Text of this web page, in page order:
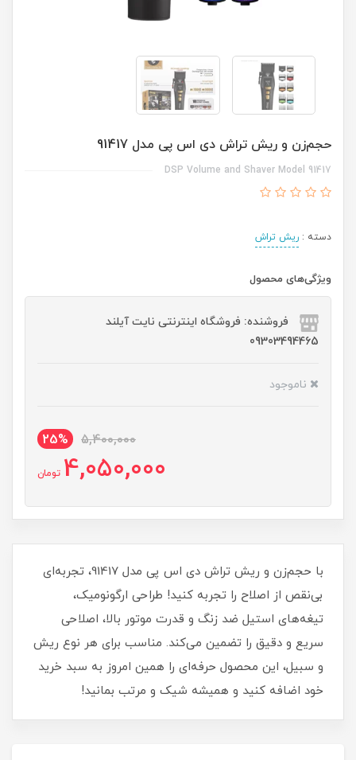
حجم‌زن و ریش تراش دی اس پی مدل 91417
DSP Volume and Shaver Model 91417
دسته : ریش تراش
ویژگی‌های محصول
فروشنده: فروشگاه اینترنتی نایت آیلند
09303494465
ناموجود
5,400,000
25%
4,050,000 تومان
با حجم‌زن و ریش تراش دی اس پی مدل 91417، تجربه‌ای
بی‌نقص از اصلاح را تجربه کنید! طراحی ارگونومیک،
تیغه‌های استیل ضد زنگ و قدرت موتور بالا، اصلاحی
سریع و دقیق را تضمین می‌کند. مناسب برای هر نوع ریش
و سبیل، این محصول حرفه‌ای را همین امروز به سبد خرید
خود اضافه کنید و همیشه شیک و مرتب بمانید!